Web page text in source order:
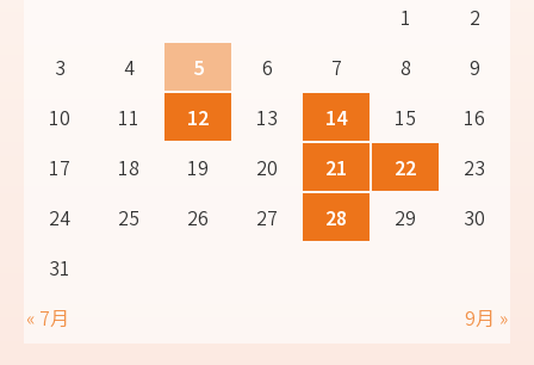
1
2
3
4 5 6 7 8
9
10
11 12 13 14 15
16
17
18 19 20 21 22
23
24
25 26 27 28 29
30
31
« 7月
9月 »